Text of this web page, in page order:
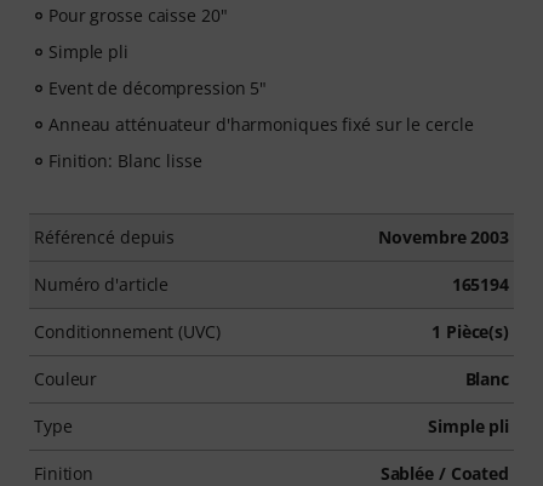
Pour grosse caisse 20"
Simple pli
Event de décompression 5"
Anneau atténuateur d'harmoniques fixé sur le cercle
Finition: Blanc lisse
Référencé depuis Novembre 2003
Numéro d'article 165194
Conditionnement (UVC) 1 Pièce(s)
Couleur Blanc
Type Simple pli
Finition Sablée / Coated